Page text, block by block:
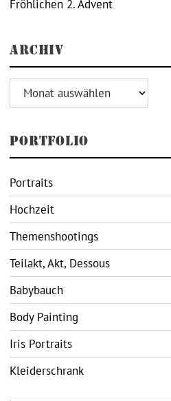
Fröhlichen 2. Advent
ARCHIV
Archiv
PORTFOLIO
Portraits
Hochzeit
Themenshootings
Teilakt, Akt, Dessous
Babybauch
Body Painting
Iris Portraits
Kleiderschrank